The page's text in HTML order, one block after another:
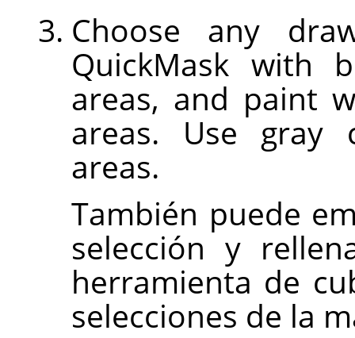
Choose any
QuickMask with
areas, and paint
areas. Use gray
areas.
También puede
selección y
herramienta de
selecciones de la